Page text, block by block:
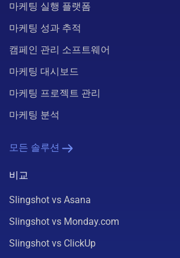
마케팅 실행 플랫폼
마케팅 성과 추적
캠페인 관리 소프트웨어
마케팅 대시보드
마케팅 프로젝트 관리
마케팅 분석
모든 솔루션
비교
Slingshot vs Asana
Slingshot vs Monday.com
Slingshot vs ClickUp